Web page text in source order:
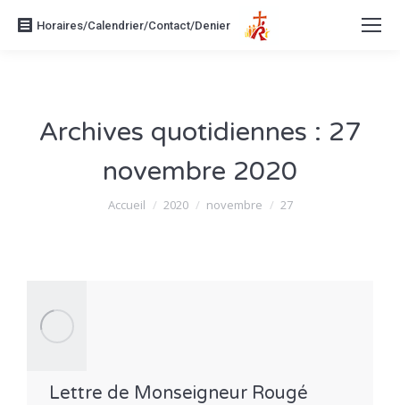
Horaires/Calendrier/Contact/Denier
Archives quotidiennes : 27
novembre 2020
Vous êtes ici :
Accueil 2020 novembre 27
Lettre de Monseigneur Rougé